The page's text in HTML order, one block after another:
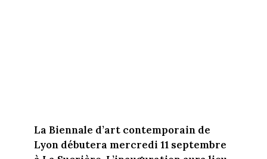
La Biennale d’art contemporain de
Lyon débutera mercredi 11 septembre